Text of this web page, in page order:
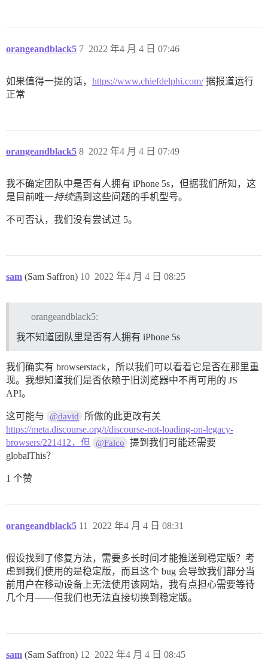
orangeandblack5 2022 年4 月 4 日 07:46
7
如果值得一提的话， https://www.chiefdelphi.com/据报道运行
正常
orangeandblack5 2022 年4 月 4 日 07:49
8
我不确定团队中是否有人拥有 iPhone 5s，但据我们所知，这
是目前唯一持续遇到这些问题的手机型号。
不可否认，我们没有尝试过 5。
sam (Sam Saffron) 2022 年4 月 4 日 08:25
10
orangeandblack5:
我不知道团队里是否有人拥有 iPhone 5s
我们确实有 browserstack，所以我们可以看看它是否在那里重
现。我想知道我们是否依赖于旧浏览器中不再可用的 JS
API。
这可能与 @david
所做的此更改有关
https://meta.discourse.org/t/discourse-not-loading-on-legacy-
browsers/221412，但
@Falco
提到我们可能还需要
globalThis？
1 个赞
orangeandblack5 2022 年4 月 4 日 08:31
11
假设找到了修复方法，需要多长时间才能推送到稳定版？考
虑到我们使用的是稳定版，而且这个 bug 会导致我们部分当
前用户在移动设备上无法使用该网站，我有点担心需要等待
几个月——但我们也无法直接切换到稳定版。
sam (Sam Saffron) 2022 年4 月 4 日 08:45
12